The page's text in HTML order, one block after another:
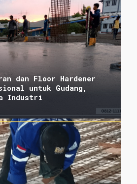
dan Floor Hardener
untuk Gudang,
Industri